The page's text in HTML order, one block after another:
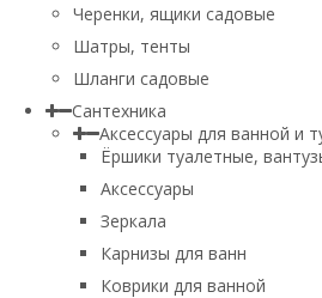
Черенки, ящики садовые
Шатры, тенты
Шланги садовые
Сантехника
Аксессуары для ванной и
Ёршики туалетные,
Аксессуары
Зеркала
Карнизы для ванн
Коврики для ванной